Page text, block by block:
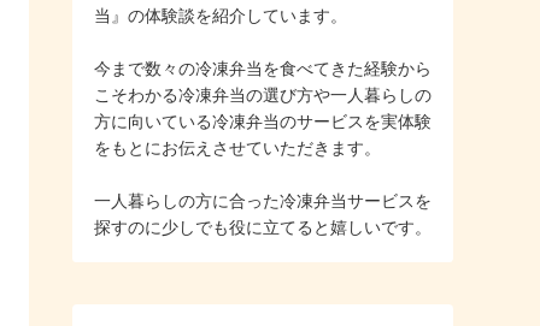
当』の体験談を紹介しています。
今まで数々の冷凍弁当を食べてきた経験から
こそわかる冷凍弁当の選び方や一人暮らしの
方に向いている冷凍弁当のサービスを実体験
をもとにお伝えさせていただきます。
一人暮らしの方に合った冷凍弁当サービスを
探すのに少しでも役に立てると嬉しいです。